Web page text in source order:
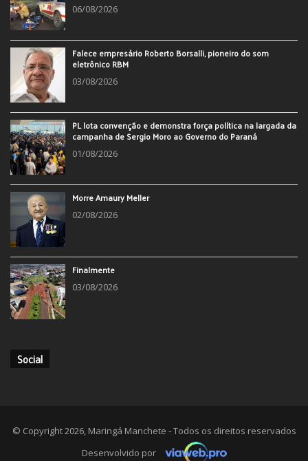
06/08/2026
Falece empresário Roberto Borsalli, pioneiro do som
eletrônico RBM
03/08/2026
PL lota convenção e demonstra força política na largada da
campanha de Sergio Moro ao Governo do Paraná
01/08/2026
Morre Amaury Meller
02/08/2026
Finalmente
03/08/2026
Social
© Copyright 2026, Maringá Manchete - Todos os direitos reservados
Desenvolvido por